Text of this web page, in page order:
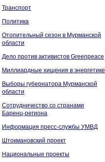
Транспорт
Политика
Отопительный сезон в Мурманской
области
Дело против активистов Greenpeace
Миллиардные хищения в энергетике
Выборы губернатора Мурманской
области
Сотрудничество со странами
Баренц-региона
Информация пресс-службы УМВД
Штокмановский проект
Национальные проекты